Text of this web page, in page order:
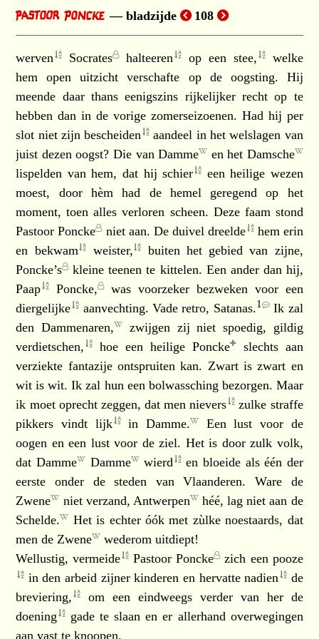
bladzijde 108
werven Socrates halteeren op een stee,
welke
hem open uitzicht verschafte op de oogsting. Hij
meende daar thans eenigszins rijkelijker recht op te
hebben dan in de vorige zomerseizoenen. Had hij per
slot niet zijnbescheiden
aandeel in het welslagen van
juist dezen oogst? Die vanDamme en het Damsche
lispelden van hem, dat hijschier een heilige wezen
moest, door hèm had de hemel geregend op het
moment, toen alles verloren scheen. Deze faam stond
Pastoor Poncke niet aan. De duivel dreelde hem erin
en bekwam weister,
buiten het gebied van zijne,
Poncke’s kleine teenen te kittelen. Een ander dan hij,
Paap
Poncke, was voorzeker bezweken voor een
diergelijke
aanvechting. Vade retro, Satanas.1
Ik zal
denDammenaren,
zwijgen zij niet spoedig, gildig
verdietschen,
hoe eenheilige Poncke slechts aan
verziekte fantazije ontspruiten kan. Zwart is zwart en
wit is wit. Ik zal hun een bolwassching bezorgen. Maar
ik moet oprecht zeggen, dat mennievers
zulke straffe
pikkers vindt lijk in Damme.
Een lust voor de
oogen en een lust voor de ziel. Het is door zulk volk,
dat Damme Damme wierd en bloeide als één der
eerste onder de steden van Vlaanderen. Ware de
Zwene
niet verzand, Antwerpen
héé, lag niet aan de
Schelde.
Het is echter óók met zùlke noestaards, dat
men deZwene
wederom uitdiept!
Wellustig,vermeide Pastoor Poncke zich een pooze
in den arbeid zijner kinderen en hervattenadien de
breviering,
om een eindweegs verder van her de
doening
gade te slaan en er allerhand overwegingen
aan vast te knoopen.